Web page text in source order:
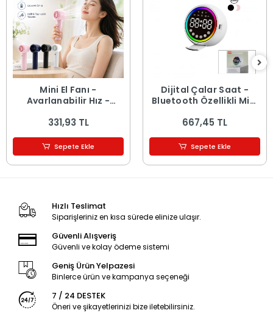
Mini El Fanı -
Ayarlanabilir Hız -
Karışık Renk
331,93 TL
Sepete Ekle
Dijital Çalar Saat -
Bluetooth Özellikli Mini
Işıklı
667,45 TL
Sepete Ekle
Hızlı Teslimat
Siparişleriniz en kısa sürede elinize ulaşır.
Güvenli Alışveriş
Güvenli ve kolay ödeme sistemi
Geniş Ürün Yelpazesi
Binlerce ürün ve kampanya seçeneği
7 / 24 DESTEK
Öneri ve şikayetlerinizi bize iletebilirsiniz.